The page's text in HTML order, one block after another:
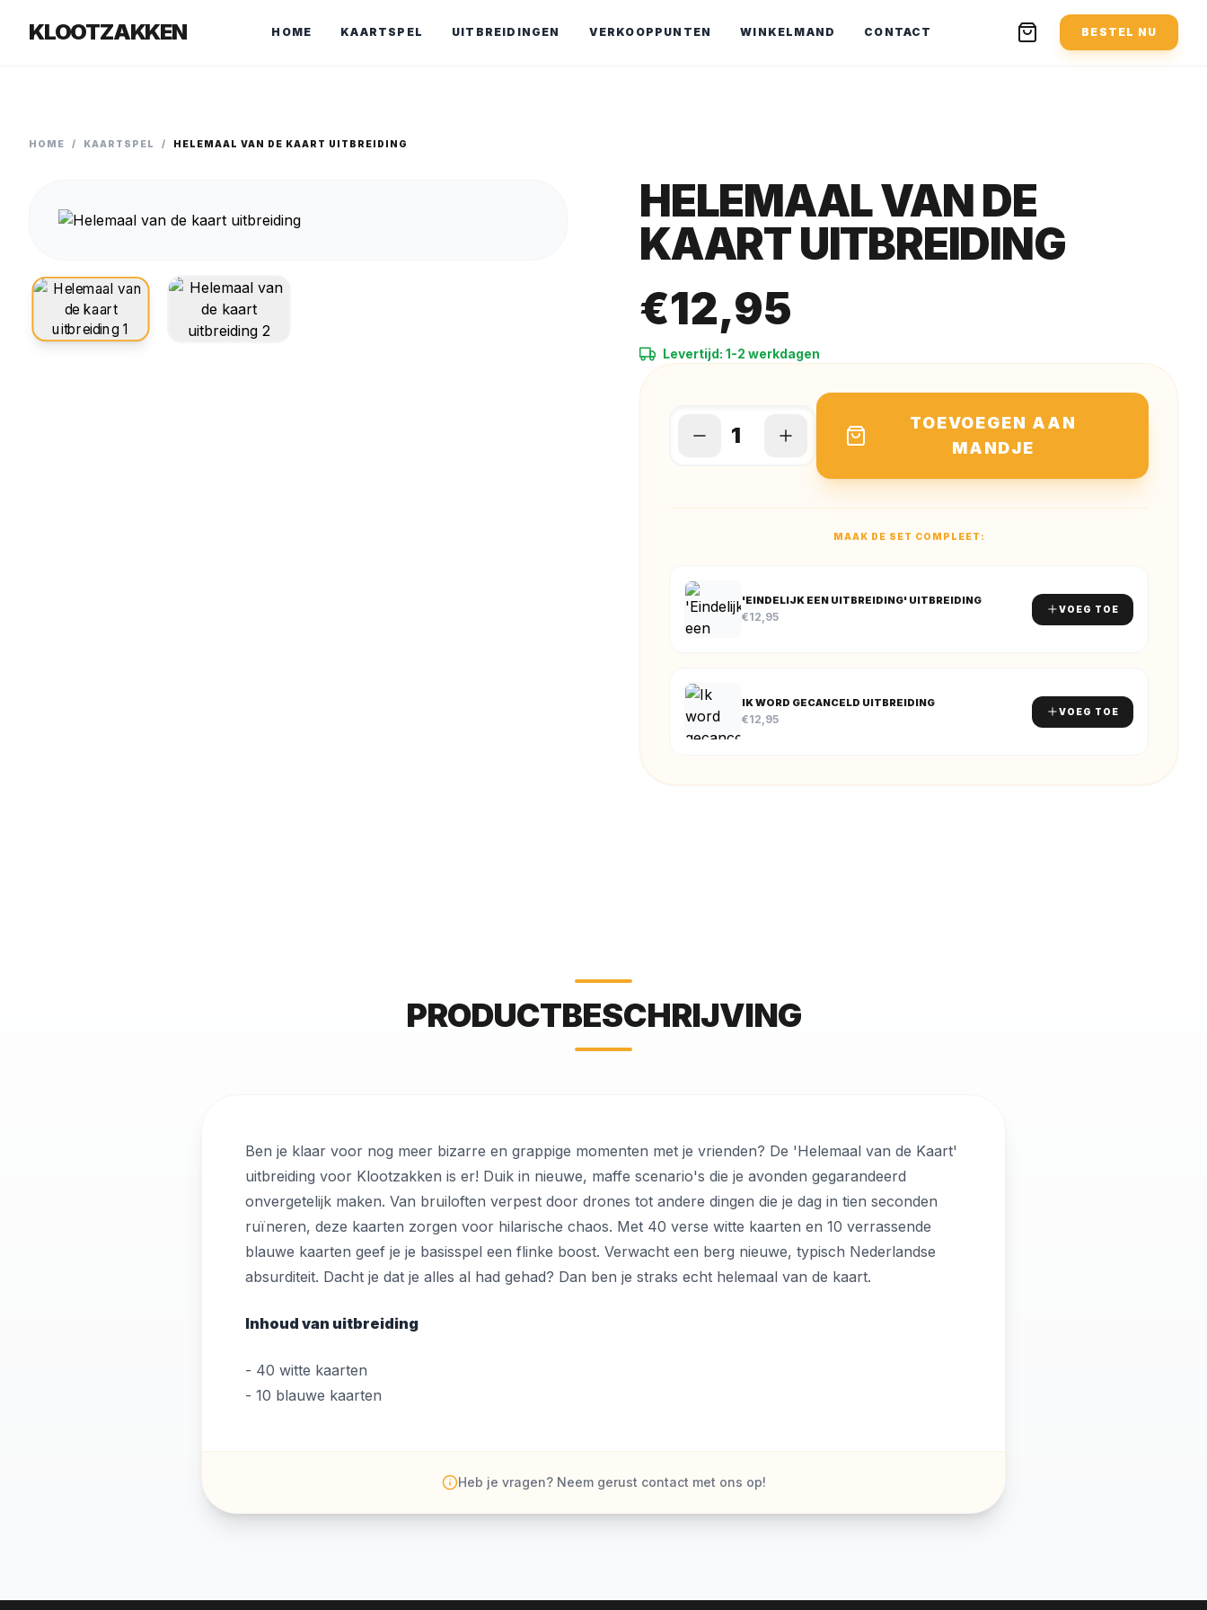
KLOOTZAKKEN HOME KAARTSPEL UITBREIDINGEN VERKOOPPUNTEN WINKELMAND CONTACT BESTEL NU
HOME / KAARTSPEL / HELEMAAL VAN DE KAART UITBREIDING
HELEMAAL VAN DE
KAART UITBREIDING
€12,95
Levertijd: 1-2 werkdagen
TOEVOEGEN AAN
MANDJE
MAAK DE SET COMPLEET:
'EINDELIJK EEN UITBREIDING' UITBREIDING
€12,95
VOEG TOE
IK WORD GECANCELD UITBREIDING
€12,95
VOEG TOE
PRODUCTBESCHRIJVING
Ben je klaar voor nog meer bizarre en grappige momenten met je vrienden? De 'Helemaal van de Kaart'
uitbreiding voor Klootzakken is er! Duik in nieuwe, maffe scenario's die je avonden gegarandeerd
onvergetelijk maken. Van bruiloften verpest door drones tot andere dingen die je dag in tien seconden
ruïneren, deze kaarten zorgen voor hilarische chaos. Met 40 verse witte kaarten en 10 verrassende
blauwe kaarten geef je je basisspel een flinke boost. Verwacht een berg nieuwe, typisch Nederlandse
absurditeit. Dacht je dat je alles al had gehad? Dan ben je straks echt helemaal van de kaart.
Inhoud van uitbreiding
- 40 witte kaarten
- 10 blauwe kaarten
Heb je vragen? Neem gerust contact met ons op!